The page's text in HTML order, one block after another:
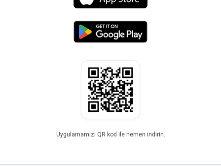
Uygulamamızı QR kod ile hemen indirin.